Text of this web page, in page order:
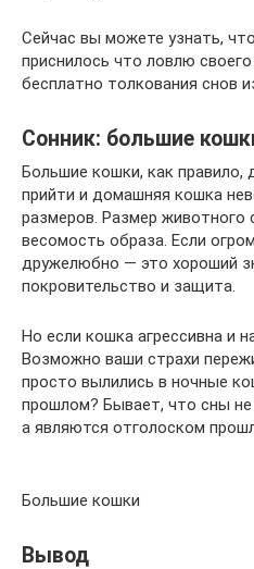
Сейчас вы можете узнать,
приснилось что ловлю
бесплатно толкования снов
Сонник: большие
Большие кошки, как правило,
прийти и домашняя кошка
размеров. Размер животного
весомость образа. Если
дружелюбно — это хороший
покровительство и защита.
Но если кошка агрессивна и
Возможно ваши страхи
просто вылились в ночные
прошлом? Бывает, что сны
а являются отголоском
Большие кошки
Вывод